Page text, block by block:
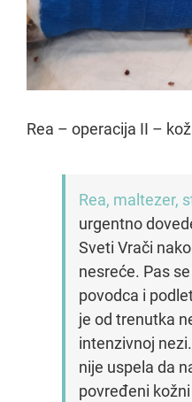
Rea – operacija II –
Rea, maltezer,
urgentno
Sveti Vrači
nesreće. Pas
povodca i
je od trenutka
intenzivnoj
nije uspela da
povređeni